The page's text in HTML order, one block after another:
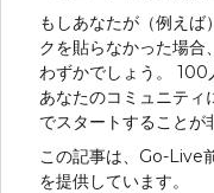
もしあなたが（例えば
クを貼らなかった場合
わずかでしょう。 100
あなたのコミュニティ
でスタートすることが
この記事は、Go-Live
を提供しています。